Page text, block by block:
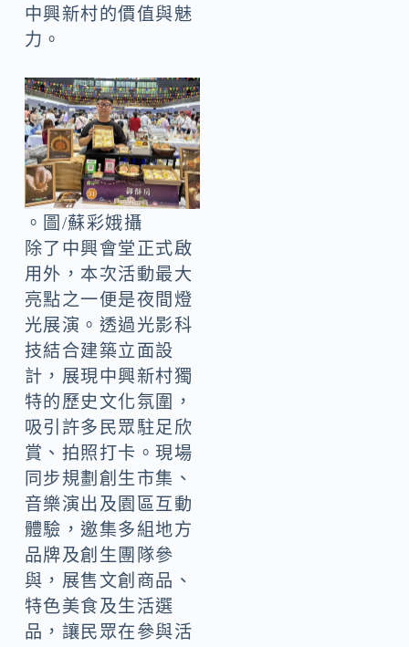
中興新村的價值與魅
力。
。圖/蘇彩娥攝
除了中興會堂正式啟
用外，本次活動最大
亮點之一便是夜間燈
光展演。透過光影科
技結合建築立面設
計，展現中興新村獨
特的歷史文化氛圍，
吸引許多民眾駐足欣
賞、拍照打卡。現場
同步規劃創生市集、
音樂演出及園區互動
體驗，邀集多組地方
品牌及創生團隊參
與，展售文創商品、
特色美食及生活選
品，讓民眾在參與活